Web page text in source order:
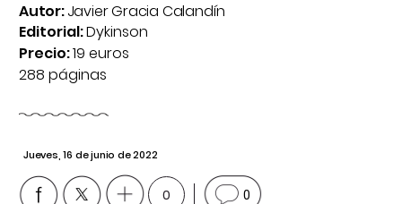
Autor:Javier Gracia Calandín
Editorial:Dykinson
Precio:19 euros
288 páginas
Jueves, 16 de junio de 2022
0 0